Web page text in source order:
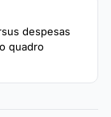
despesas
quadro